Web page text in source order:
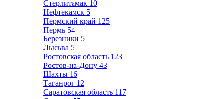
Стерлитамак 10
Нефтекамск 5
Пермский край 125
Пермь 54
Березники 5
Лысьва 5
Ростовская область 123
Ростов-на-Дону 43
Шахты 16
Таганрог 12
Саратовская область 117